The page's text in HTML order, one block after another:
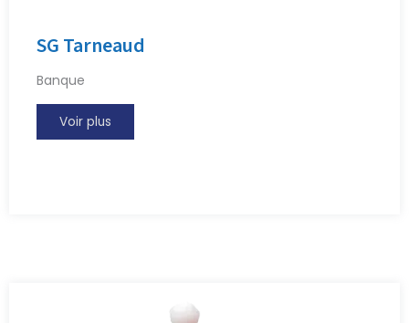
SG Tarneaud
Banque
Voir plus